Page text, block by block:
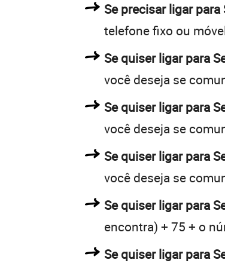
Se precisar ligar
telefone fixo ou
Se quiser ligar para
você deseja se
Se quiser ligar para
você deseja se
Se quiser ligar para
você deseja se
Se quiser ligar para
encontra) + 75 + o
Se quiser ligar para